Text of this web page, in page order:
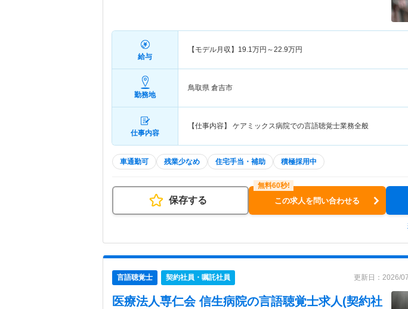
給与
【モデル月収】 19.1万円～22.9万円
勤務地
鳥取県 倉吉市
仕事内容
【仕事内容】 ケアミックス病院での言語聴覚士業務全般
車通勤可 残業少なめ 住宅手当・補助 積極採用中
保存する この求人を問い合わせる
言語聴覚士 契約社員・嘱託社員 更新日：2026/
医療法人専仁会 信生病院の言語聴覚士求人(契約社